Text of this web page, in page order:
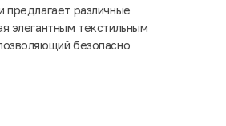
предлагает различные
элегантным текстильным
безопасно